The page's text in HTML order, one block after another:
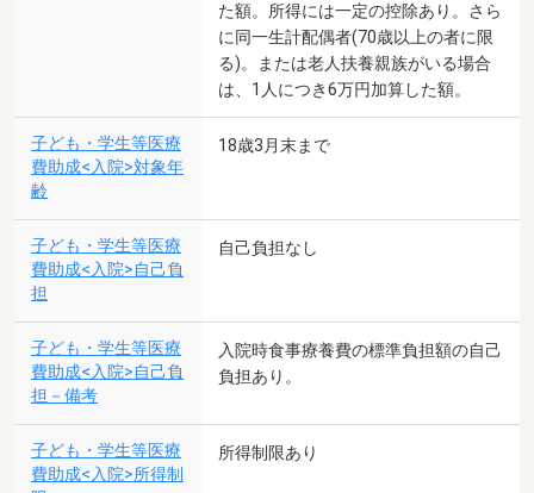
た額。所得には一定の控除あり。さら
に同一生計配偶者(70歳以上の者に限
る)。または老人扶養親族がいる場合
は、1人につき6万円加算した額。
子ども・学生等医療
費助成<入院>対象年
齢
18歳3月末まで
子ども・学生等医療
費助成<入院>自己負
担
自己負担なし
子ども・学生等医療
費助成<入院>自己負
担－備考
入院時食事療養費の標準負担額の自己
負担あり。
子ども・学生等医療
費助成<入院>所得制
所得制限あり